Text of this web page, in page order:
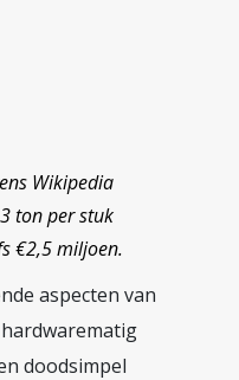
Wikipedia
ton per stuk
€2,5 miljoen.
aspecten van
hardwarematig
doodsimpel